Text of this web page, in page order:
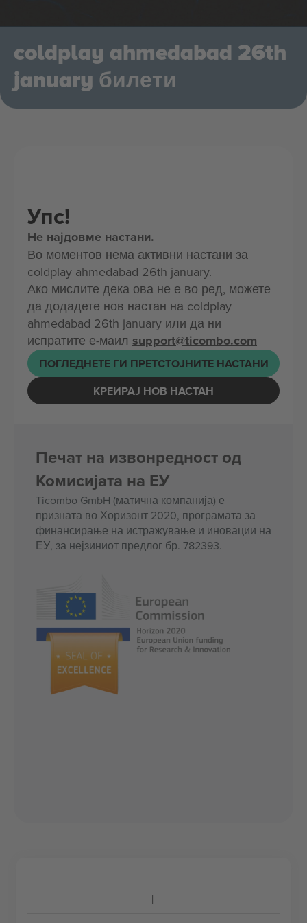
coldplay ahmedabad 26th
january билети
Упс!
Не најдовме настани.
Во моментов нема активни настани за
coldplay ahmedabad 26th january.
Ако мислите дека ова не е во ред, можете
да додадете нов настан на coldplay
ahmedabad 26th january или да ни
испратите е-маил support@ticombo.com
ПОГЛЕДНЕТЕ ГИ ПРЕТСТОЈНИТЕ НАСТАНИ
КРЕИРАЈ НОВ НАСТАН
Печат на извонредност од
Комисијата на ЕУ
Ticombo GmbH (матична компанија) е
призната во Хоризонт 2020, програмата за
финансирање на истражување и иновации на
ЕУ, за нејзиниот предлог бр. 782393.